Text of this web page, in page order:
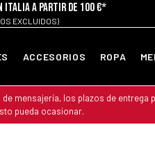
ITALIA A PARTIR DE 100 €*
EXCLUIDOS)
ACCESORIOS ROPA
mensajería, los plazos de
pueda ocasionar.